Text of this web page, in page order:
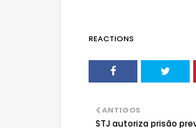
REACTIONS
ANTIGOS
STJ autoriza prisão